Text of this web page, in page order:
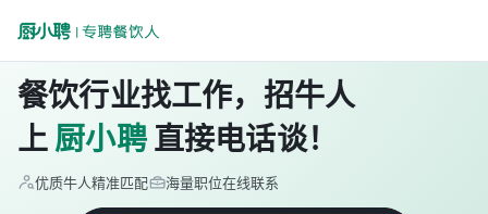
餐饮行业找工作，招牛人
上 厨小聘 直接电话谈！
优质牛人精准匹配 海量职位在线联系